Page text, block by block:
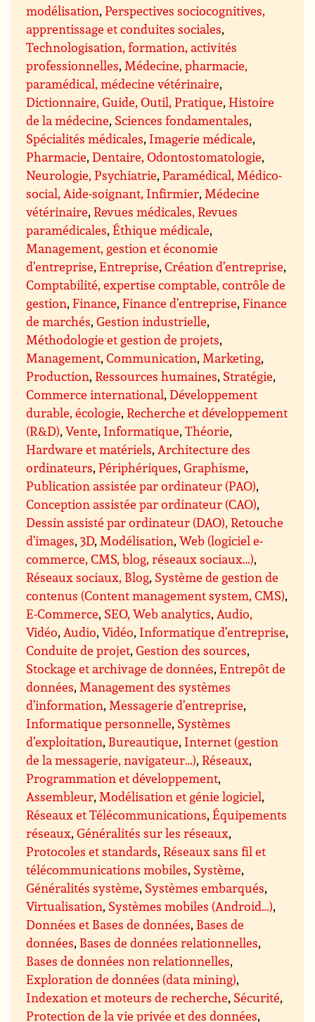
modélisation,Perspectives sociocognitives,
apprentissage et conduites sociales,
Technologisation, formation, activités
professionnelles, Médecine, pharmacie,
paramédical, médecine vétérinaire,
Dictionnaire, Guide, Outil, Pratique,Histoire
de la médecine, Sciences fondamentales,
Spécialités médicales, Imagerie médicale,
Pharmacie,Dentaire, Odontostomatologie,
Neurologie, Psychiatrie,Paramédical, Médico-
social, Aide-soignant, Infirmier, Médecine
vétérinaire,Revues médicales, Revues
paramédicales,Éthique médicale,
Management, gestion et économie
d’entreprise,Entreprise,Création d’entreprise,
Comptabilité, expertise comptable, contrôle de
gestion,Finance,Finance d’entreprise,Finance
de marchés,Gestion industrielle,
Méthodologie et gestion de projets,
Management,Communication, Marketing,
Production,Ressources humaines, Stratégie,
Commerce international,Développement
durable, écologie,Recherche et développement
(R&D),Vente, Informatique,Théorie,
Hardware et matériels, Architecture des
ordinateurs,Périphériques,Graphisme,
Publication assistée par ordinateur (PAO),
Conception assistée par ordinateur (CAO),
Dessin assisté par ordinateur (DAO), Retouche
d’images,3D, Modélisation,Web (logiciel e-
commerce, CMS, blog, réseaux sociaux…),
Réseaux sociaux, Blog, Système de gestion de
contenus (Content management system, CMS),
E-Commerce, SEO, Web analytics, Audio,
Vidéo, Audio,Vidéo, Informatique d’entreprise,
Conduite de projet,Gestion des sources,
Stockage et archivage de données,Entrepôt de
données, Management des systèmes
d’information, Messagerie d’entreprise,
Informatique personnelle, Systèmes
d’exploitation, Bureautique, Internet (gestion
de la messagerie, navigateur…),Réseaux,
Programmation et développement,
Assembleur, Modélisation et génie logiciel,
Réseaux et Télécommunications,Équipements
réseaux,Généralités sur les réseaux,
Protocoles et standards,Réseaux sans fil et
télécommunications mobiles, Système,
Généralités système, Systèmes embarqués,
Virtualisation, Systèmes mobiles (Android…),
Données et Bases de données, Bases de
données, Bases de données relationnelles,
Bases de données non relationnelles,
Exploration de données (data mining),
Indexation et moteurs de recherche, Sécurité,
Protection de la vie privée et des données,